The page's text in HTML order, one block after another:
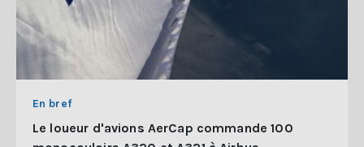
En bref
Le loueur d'avions AerCap commande 100